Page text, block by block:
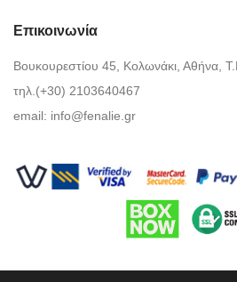
Επικοινωνία
Βουκουρεστίου 45, Κολωνάκι, Αθήνα,
τηλ.(+30) 2103640467
email: info@fenalie.gr